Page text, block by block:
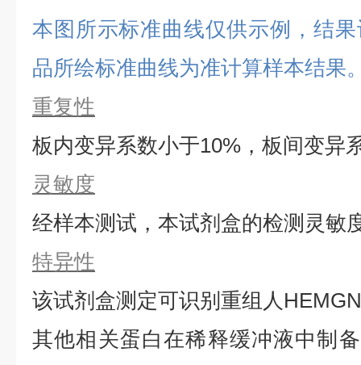
本图所示标准曲线仅供示例，结
品所绘标准曲线为准计算样本结果
重复性
板内变异系数小于10%，板间变异
灵敏度
经样本测试，本试剂盒的检测灵敏
特异性
该试剂盒测定可识别重组 人 HEMGN
其他相关蛋白在稀释缓冲液中制